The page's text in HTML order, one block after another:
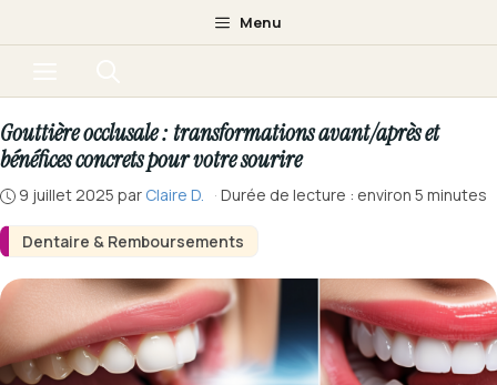
au
Menu
Dentaire & Remboursements
Gouttière occlusale : transformations avant/après et
bénéfices concrets pour votre sourire
9 juillet 2025 par Claire D. · Durée de lecture : environ 5 minutes